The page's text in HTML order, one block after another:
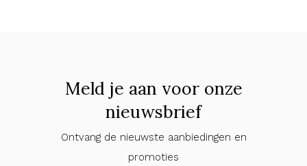
Meld je aan voor onze
nieuwsbrief
Ontvang de nieuwste aanbiedingen en
promoties